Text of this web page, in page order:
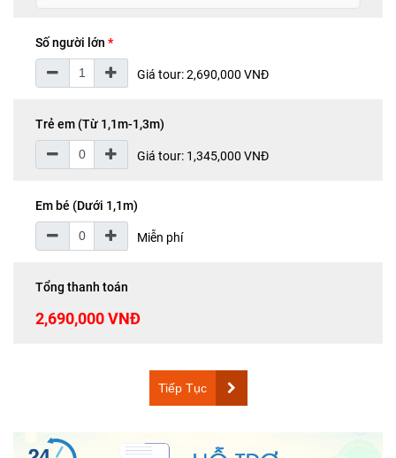
Số người lớn *
Giá tour: 2,690,000 VNĐ
Trẻ em (Từ 1,1m-1,3m)
Giá tour: 1,345,000 VNĐ
Em bé (Dưới 1,1m)
Miễn phí
Tổng thanh toán
2,690,000 VNĐ
Tiếp Tục